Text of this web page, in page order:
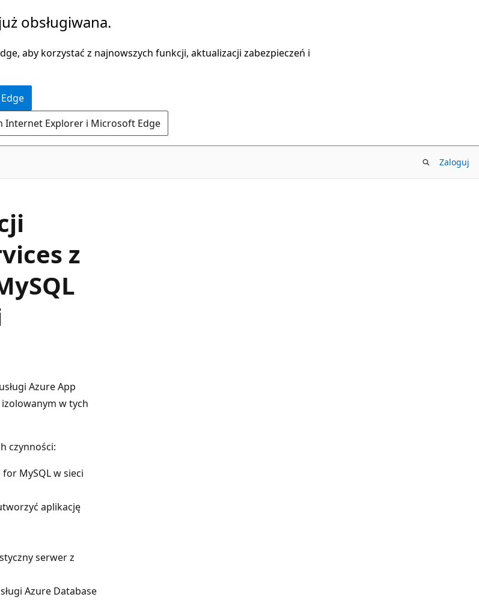
obsługiwana.
aby korzystać z najnowszych funkcji, aktualizacji zabezpieczeń i
Internet Explorer i Microsoft Edge
Zaloguj
z
Azure App
izolowanym w tych
czynności:
MySQL w sieci
aplikację
serwer z
Azure Database